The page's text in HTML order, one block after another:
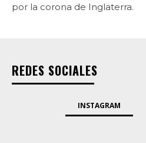
por la corona de Inglaterra.
REDES SOCIALES
INSTAGRAM